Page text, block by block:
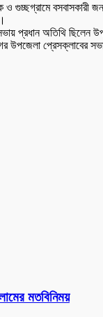
ও গুচ্ছগ্রামে
প্রধান অতিথি ছিলেন
প্রেসক্লাবের
মতবিনিময়